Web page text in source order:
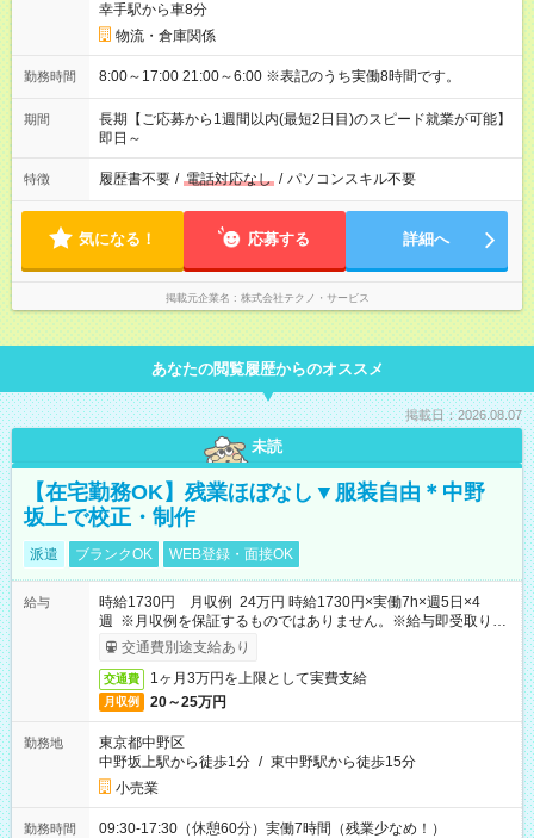
幸手駅から車8分
物流・倉庫関係
勤務時間 8:00～17:00 21:00～6:00 ※表記のうち実働8時間です。
期間
長期【ご応募から1週間以内(最短2日目)のスピード就業が可能】
即日～
特徴 履歴書不要 / 電話対応なし / パソコンスキル不要
気になる！ 応募する 詳細へ
掲載元企業名 株式会社テクノ・サービス
あなたの閲覧履歴からのオススメ
掲載日：2026.08.07
未読
【在宅勤務OK】残業ほぼなし▼服装自由＊中野
坂上で校正・制作
派遣 ブランクOK WEB登録・面接OK
給与
時給1730円 月収例 24万円 時給1730円×実働7h×週5日×4
週 ※月収例を保証するものではありません。※給与即受取りサ
ービス利用可（利用条件有）
交通費別途支給あり
交通費 1ヶ月3万円を上限として実費支給
月収例 20～25万円
勤務地
東京都中野区
中野坂上駅から徒歩1分 / 東中野駅から徒歩15分
小売業
勤務時間 09:30-17:30（休憩60分）実働7時間（残業少なめ！）